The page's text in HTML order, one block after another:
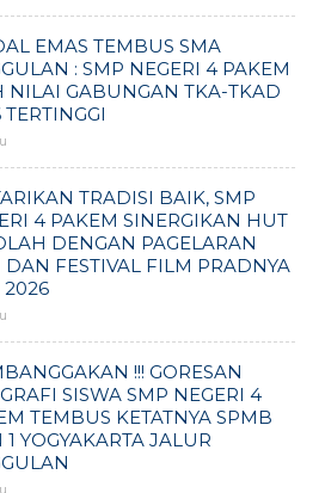
EMAS TEMBUS SMA
: SMP NEGERI 4 PAKEM
NILAI GABUNGAN TKA-TKAD
TRADISI BAIK, SMP
4 PAKEM SINERGIKAN HUT
DENGAN PAGELARAN
DAN FESTIVAL FILM PRADNYA
2026
!!! GORESAN
SISWA SMP NEGERI 4
TEMBUS KETATNYA SPMB
YOGYAKARTA JALUR